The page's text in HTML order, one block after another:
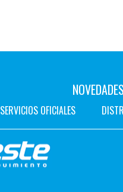
NOVEDADES
SERVICIOS OFICIALES